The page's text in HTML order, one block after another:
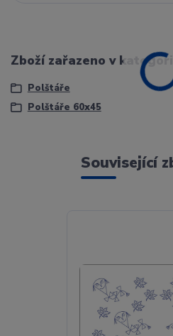
Zboží zařazeno v
Polštáře
Polštáře 60x45
Související